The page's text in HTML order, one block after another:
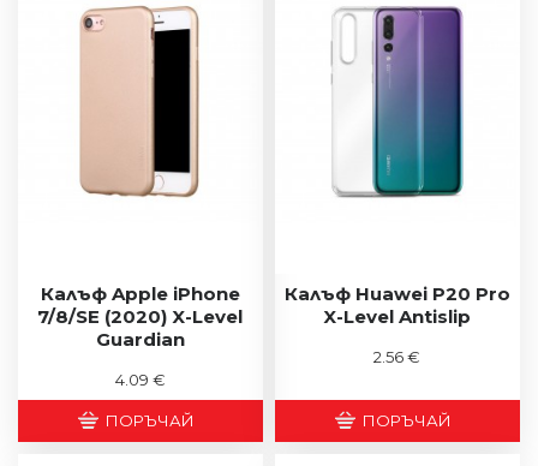
Калъф Apple iPhone
7/8/SE (2020) X-Level
Guardian
4.09 €
ПОРЪЧАЙ
Калъф Huawei P20 Pro
X-Level Antislip
2.56 €
ПОРЪЧАЙ